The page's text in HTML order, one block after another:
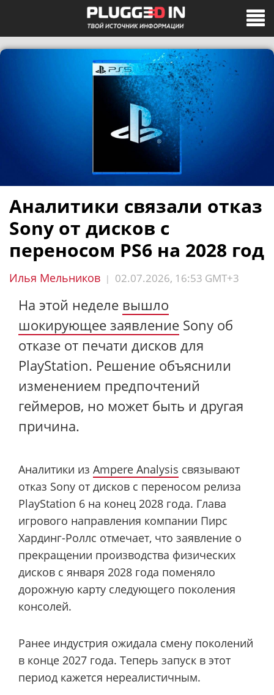
Аналитики связали отказ
Sony от дисков с
переносом PS6 на 2028 год
Илья Мельников | 02.07.2026, 16:53 GMT+3
На этой неделе вышло
шокирующее заявление Sony об
отказе от печати дисков для
PlayStation. Решение объяснили
изменением предпочтений
геймеров, но может быть и другая
причина.
Аналитики из Ampere Analysis связывают
отказ Sony от дисков с переносом релиза
PlayStation 6 на конец 2028 года. Глава
игрового направления компании Пирс
Хардинг-Роллс отмечает, что заявление о
прекращении производства физических
дисков с января 2028 года поменяло
дорожную карту следующего поколения
консолей.
Ранее индустрия ожидала смену поколений
в конце 2027 года. Теперь запуск в этот
период кажется нереалистичным.